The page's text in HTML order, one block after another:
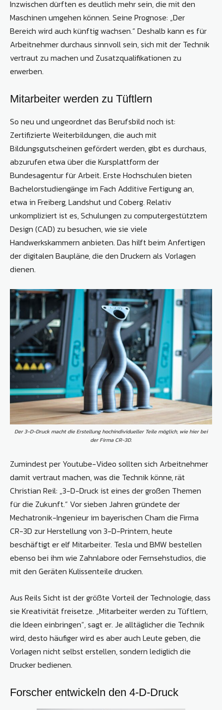
Inzwischen dürften es deutlich mehr sein, die mit den
Maschinen umgehen können. Seine Prognose: „Der
Bereich wird auch künftig wachsen.“ Deshalb kann es für
Arbeitnehmer durchaus sinnvoll sein, sich mit der Technik
vertraut zu machen und Zusatzqualifikationen zu
erwerben.
Mitarbeiter werden zu Tüftlern
So neu und ungeordnet das Berufsbild noch ist:
Zertifizierte Weiterbildungen, die auch mit
Bildungsgutscheinen gefördert werden, gibt es durchaus,
abzurufen etwa über die Kursplattform der
Bundesagentur für Arbeit. Erste Hochschulen bieten
Bachelorstudiengänge im Fach Additive Fertigung an,
etwa in Freiberg, Landshut und Coberg. Relativ
unkompliziert ist es, Schulungen zu computergestütztem
Design (CAD) zu besuchen, wie sie viele
Handwerkskammern anbieten. Das hilft beim Anfertigen
der digitalen Baupläne, die den Druckern als Vorlagen
dienen.
Der 3-D-Druck macht die Erstellung hochindividueller Teile möglich, wie hier bei
der Firma CR-3D.
Zumindest per Youtube-Video sollten sich Arbeitnehmer
damit vertraut machen, was die Technik könne, rät
Christian Reil: „3-D-Druck ist eines der großen Themen
für die Zukunft.“ Vor sieben Jahren gründete der
Mechatronik-Ingenieur im bayerischen Cham die Firma
CR-3D zur Herstellung von 3-D-Printern, heute
beschäftigt er elf Mitarbeiter. Tesla und BMW bestellen
ebenso bei ihm wie Zahnlabore oder Fernsehstudios, die
mit den Geräten Kulissenteile drucken.
Aus Reils Sicht ist der größte Vorteil der Technologie, dass
sie Kreativität freisetze. „Mitarbeiter werden zu Tüftlern,
die Ideen einbringen“, sagt er. Je alltäglicher die Technik
wird, desto häufiger wird es aber auch Leute geben, die
Vorlagen nicht selbst erstellen, sondern lediglich die
Drucker bedienen.
Forscher entwickeln den 4-D-Druck